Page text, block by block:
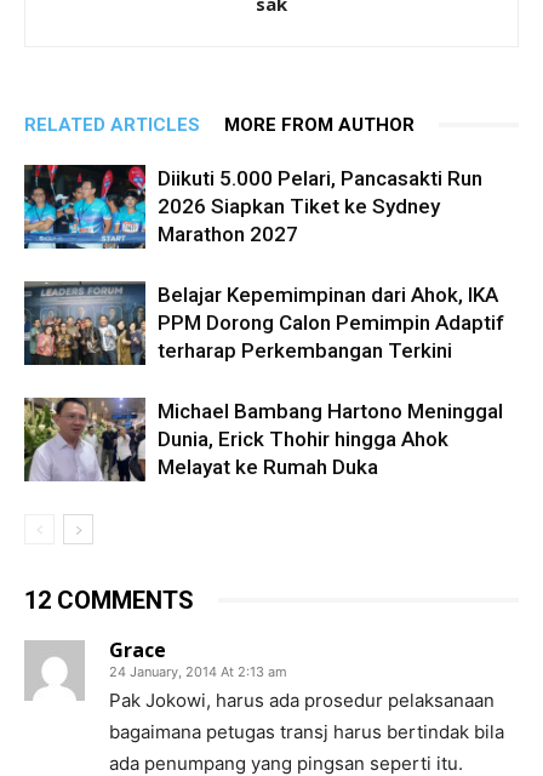
RELATED ARTICLES MORE FROM AUTHOR
Diikuti 5.000 Pelari, Pancasakti Run
2026 Siapkan Tiket ke Sydney
Marathon 2027
Belajar Kepemimpinan dari Ahok, IKA
PPM Dorong Calon Pemimpin Adaptif
terharap Perkembangan Terkini
Michael Bambang Hartono Meninggal
Dunia, Erick Thohir hingga Ahok
Melayat ke Rumah Duka
12 COMMENTS
Grace
24 January, 2014 At 2:13 am
Pak Jokowi, harus ada prosedur pelaksanaan
bagaimana petugas transj harus bertindak bila
ada penumpang yang pingsan seperti itu.